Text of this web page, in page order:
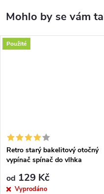
Použité
Retro starý bakelitový otočný
vypínač spínač do vlhka
od 129 Kč
Vyprodáno